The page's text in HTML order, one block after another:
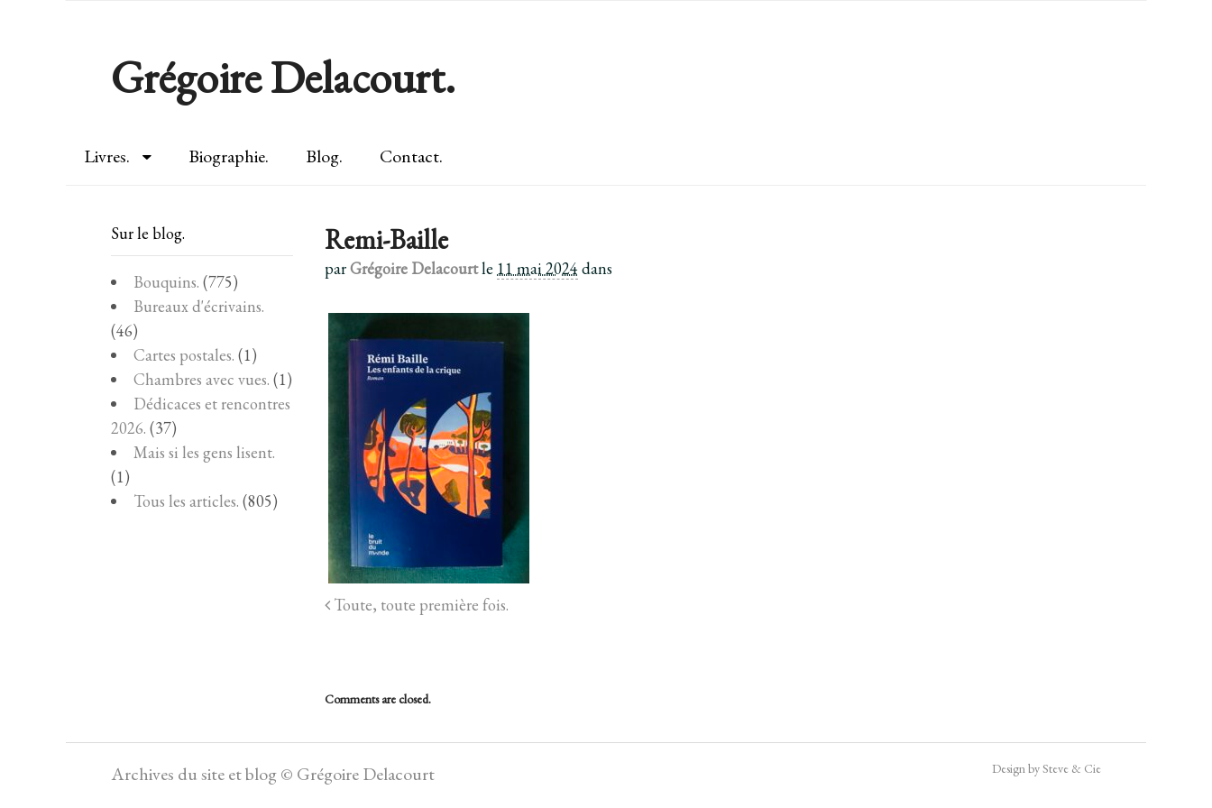
Grégoire Delacourt.
Livres. Biographie. Blog. Contact.
Remi-Baille
parGrégoire Delacourtle 11 mai 2024 dans
Toute, toute première fois.
Comments are closed.
Sur le blog.
Bouquins. (775)
Bureaux d'écrivains.
(46)
Cartes postales. (1)
Chambres avec vues. (1)
Dédicaces et rencontres
2026. (37)
Mais si les gens lisent.
(1)
Tous les articles. (805)
Archives du site et blog © Grégoire Delacourt Design by Steve & Cie